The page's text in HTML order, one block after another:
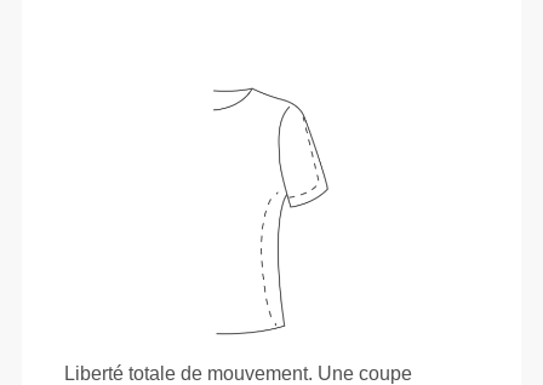
Liberté totale de mouvement. Une coupe